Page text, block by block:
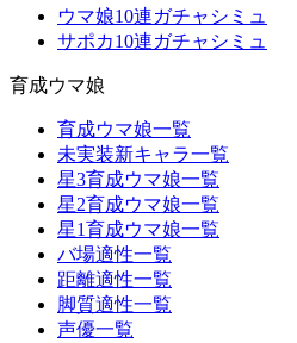
ウマ娘10連ガチャシミュ
サポカ10連ガチャシミュ
育成ウマ娘
育成ウマ娘一覧
未実装新キャラ一覧
星3育成ウマ娘一覧
星2育成ウマ娘一覧
星1育成ウマ娘一覧
バ場適性一覧
距離適性一覧
脚質適性一覧
声優一覧